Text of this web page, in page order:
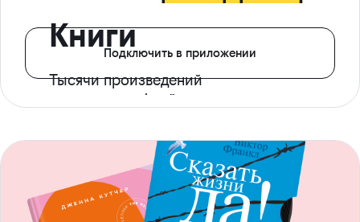
Книги
Тысячи произведений
с доступом офлайн
Подключить в приложении